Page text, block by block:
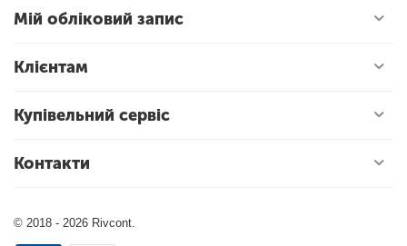
Мій обліковий запис
Клієнтам
Купівельний сервіс
Контакти
© 2018 - 2026 Rivcont.